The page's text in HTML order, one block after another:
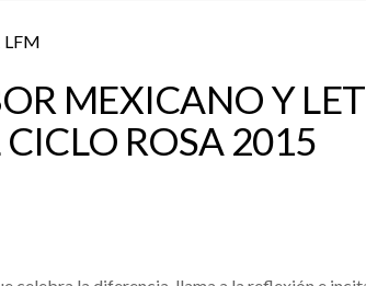
MEXICANO Y
CICLO ROSA 2015